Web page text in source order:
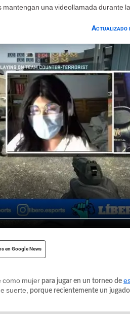
una videollamada durante
Actualizado
en Google News
como mujer para jugar en un torneo de
suerte,
porque recientemente un